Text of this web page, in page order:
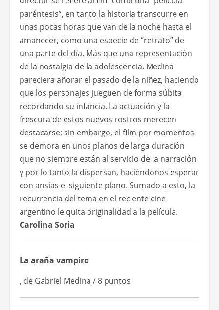
paréntesis”, en tanto la historia transcurre en
unas pocas horas que van de la noche hasta el
amanecer, como una especie de “retrato” de
una parte del día. Más que una representación
de la nostalgia de la adolescencia, Medina
pareciera añorar el pasado de la niñez, haciendo
que los personajes jueguen de forma súbita
recordando su infancia. La actuación y la
frescura de estos nuevos rostros merecen
destacarse; sin embargo, el film por momentos
se demora en unos planos de larga duración
que no siempre están al servicio de la narración
y por lo tanto la dispersan, haciéndonos esperar
con ansias el siguiente plano. Sumado a esto, la
recurrencia del tema en el reciente cine
argentino le quita originalidad a la película.
Carolina Soria
La araña vampiro
, de Gabriel Medina / 8 puntos